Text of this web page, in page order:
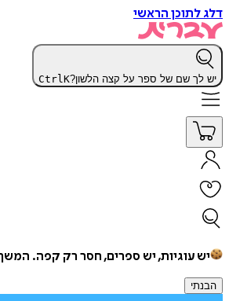
דלג לתוכן הראשי
יש לך שם של ספר על קצה הלשון? CtrlK
יש עוגיות, יש ספרים, חסר רק קפה.
הבנתי